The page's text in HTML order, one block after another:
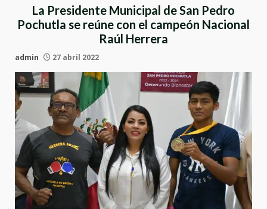
La Presidente Municipal de San Pedro
Pochutla se reúne con el campeón Nacional
Raúl Herrera
admin 27 abril 2022